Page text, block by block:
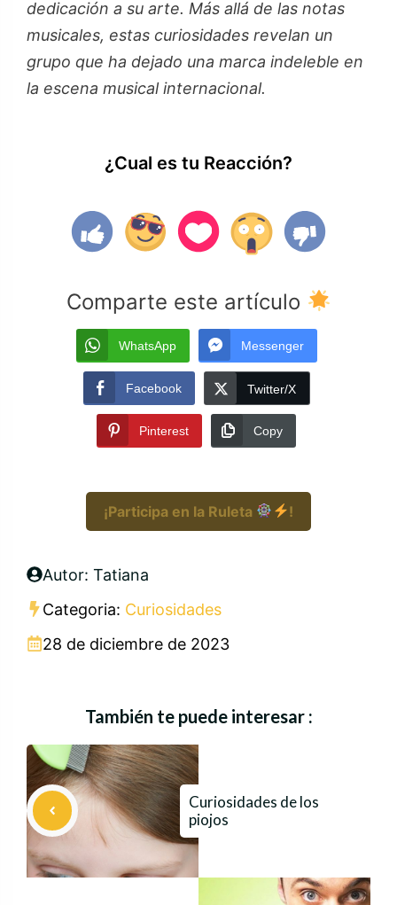
dedicación a su arte. Más allá de las notas
musicales, estas curiosidades revelan un
grupo que ha dejado una marca indeleble en
la escena musical internacional.
¿Cual es tu Reacción?
Comparte este artículo
WhatsApp Messenger
Facebook Twitter/X
Pinterest Copy
¡Participa en la Ruleta !
Autor: Tatiana
Categoria: Curiosidades
28 de diciembre de 2023
También te puede interesar :
Curiosidades de los
piojos